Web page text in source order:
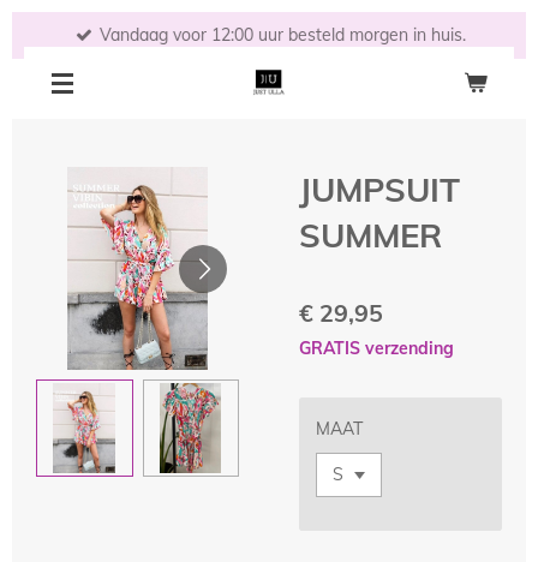
direct
Vandaag voor 12:00 uur besteld morgen in huis.
JUMPSUIT
SUMMER
€ 29,95
GRATIS verzending
MAAT